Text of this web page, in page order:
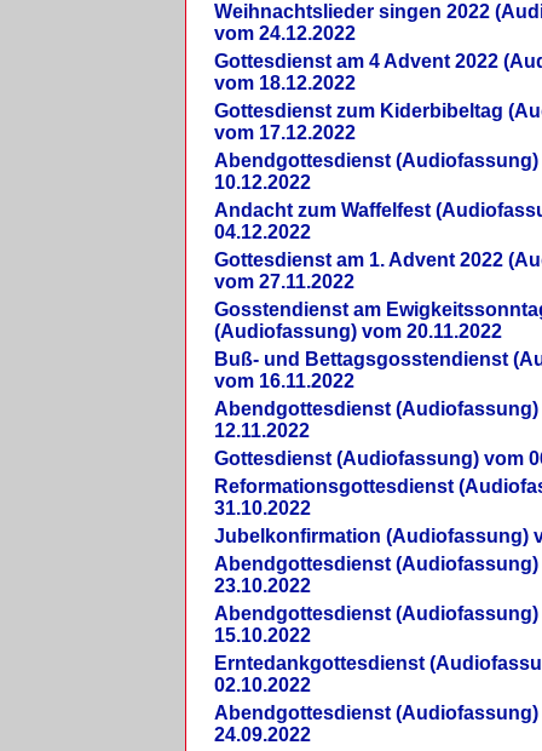
Weihnachtslieder singen 2022
vom 24.12.2022
Gottesdienst am 4 Advent 2022
vom 18.12.2022
Gottesdienst zum Kiderbibeltag
vom 17.12.2022
Abendgottesdienst (Audiofassung)
10.12.2022
Andacht zum Waffelfest
04.12.2022
Gottesdienst am 1. Advent 2022
vom 27.11.2022
Gosstendienst am
(Audiofassung) vom 20.11.2022
Buß- und Bettagsgosstendienst
vom 16.11.2022
Abendgottesdienst (Audiofassung)
12.11.2022
Gottesdienst (Audiofassung) vom
Reformationsgottesdienst
31.10.2022
Jubelkonfirmation (Audiofassung)
Abendgottesdienst (Audiofassung)
23.10.2022
Abendgottesdienst (Audiofassung)
15.10.2022
Erntedankgottesdienst
02.10.2022
Abendgottesdienst (Audiofassung)
24.09.2022